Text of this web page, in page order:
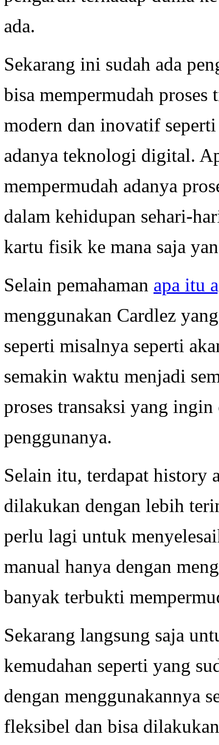
ada.
Sekarang ini sudah ada
bisa mempermudah proses
modern dan inovatif
adanya teknologi digital.
mempermudah adanya
dalam kehidupan sehari-
kartu fisik ke mana saja
Selain pemahaman apa itu
menggunakan Cardlez
seperti misalnya seperti
semakin waktu menjadi
proses transaksi yang
penggunanya.
Selain itu, terdapat history
dilakukan dengan lebih
perlu lagi untuk
manual hanya dengan
banyak terbukti
Sekarang langsung saja
kemudahan seperti yang
dengan menggunakannya
fleksibel dan bisa